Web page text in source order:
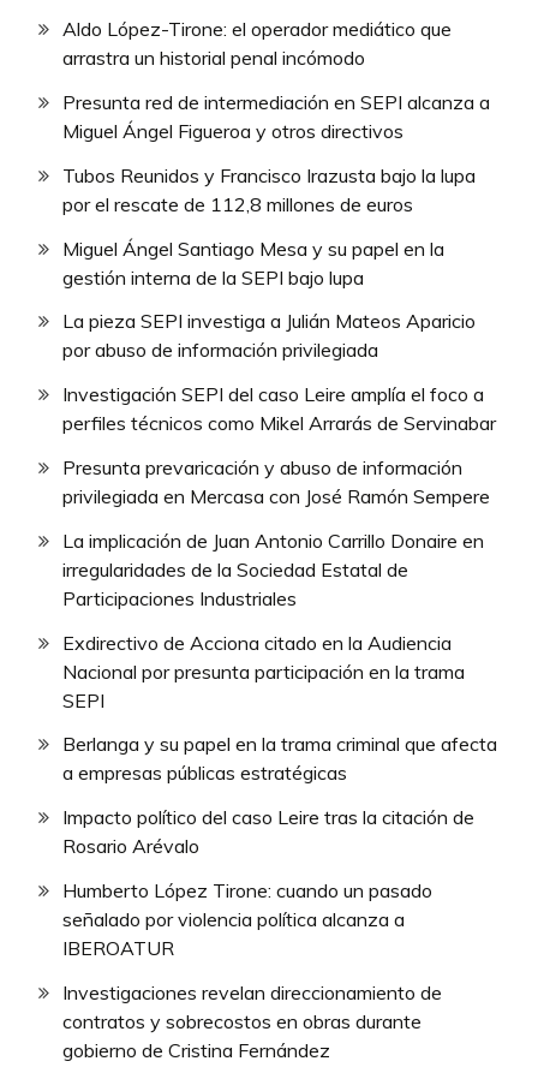
Aldo López-Tirone: el operador mediático que
arrastra un historial penal incómodo
Presunta red de intermediación en SEPI alcanza a
Miguel Ángel Figueroa y otros directivos
Tubos Reunidos y Francisco Irazusta bajo la lupa
por el rescate de 112,8 millones de euros
Miguel Ángel Santiago Mesa y su papel en la
gestión interna de la SEPI bajo lupa
La pieza SEPI investiga a Julián Mateos Aparicio
por abuso de información privilegiada
Investigación SEPI del caso Leire amplía el foco a
perfiles técnicos como Mikel Arrarás de Servinabar
Presunta prevaricación y abuso de información
privilegiada en Mercasa con José Ramón Sempere
La implicación de Juan Antonio Carrillo Donaire en
irregularidades de la Sociedad Estatal de
Participaciones Industriales
Exdirectivo de Acciona citado en la Audiencia
Nacional por presunta participación en la trama
SEPI
Berlanga y su papel en la trama criminal que afecta
a empresas públicas estratégicas
Impacto político del caso Leire tras la citación de
Rosario Arévalo
Humberto López Tirone: cuando un pasado
señalado por violencia política alcanza a
IBEROATUR
Investigaciones revelan direccionamiento de
contratos y sobrecostos en obras durante
gobierno de Cristina Fernández